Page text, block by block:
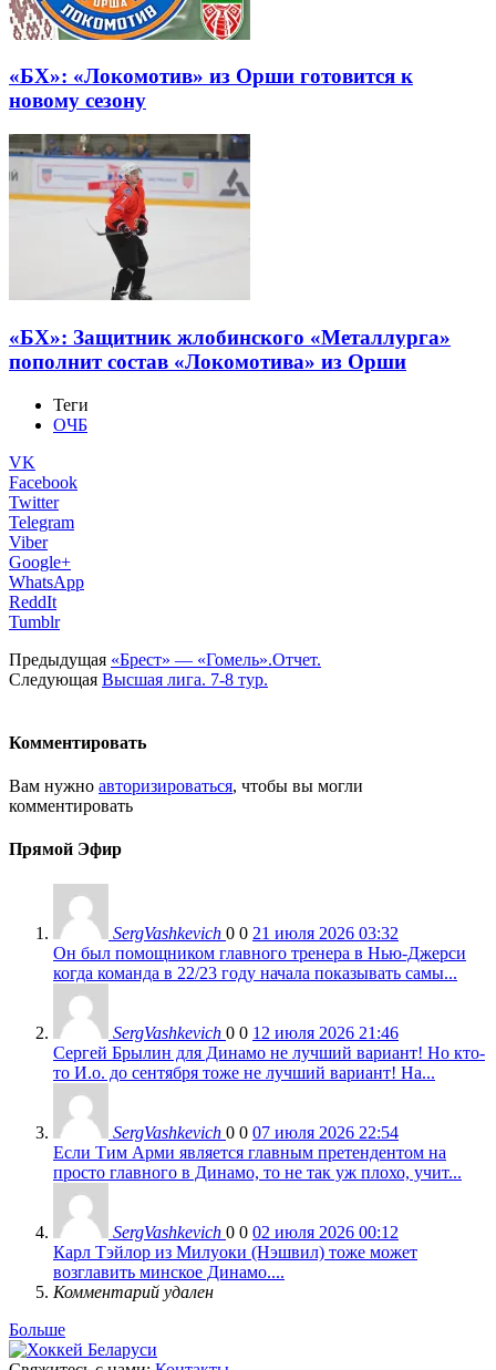
«БХ»: «Локомотив» из Орши готовится к
новому сезону
«БХ»: Защитник жлобинского «Металлурга»
пополнит состав «Локомотива» из Орши
Теги
ОЧБ
VK
Facebook
Twitter
Telegram
Viber
Google+
WhatsApp
ReddIt
Tumblr
Предыдущая «Брест» — «Гомель».Отчет.
Следующая Высшая лига. 7-8 тур.
Комментировать
Вам нужно авторизироваться, чтобы вы могли
комментировать
Прямой Эфир
SergVashkevich 0 0 21 июля 2026 03:32
Он был помощником главного тренера в Нью-Джерси
когда команда в 22/23 году начала показывать самы...
SergVashkevich 0 0 12 июля 2026 21:46
Сергей Брылин для Динамо не лучший вариант! Но кто-
то И.о. до сентября тоже не лучший вариант! На...
SergVashkevich 0 0 07 июля 2026 22:54
Если Тим Арми является главным претендентом на
просто главного в Динамо, то не так уж плохо, учит...
SergVashkevich 0 0 02 июля 2026 00:12
Карл Тэйлор из Милуоки (Нэшвил) тоже может
возглавить минское Динамо....
Комментарий удален
Больше